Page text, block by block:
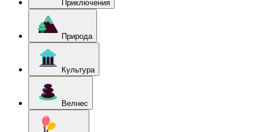
Приключения
Природа
Культура
Велнес